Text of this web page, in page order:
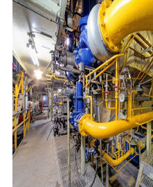
개
인
정
보
보